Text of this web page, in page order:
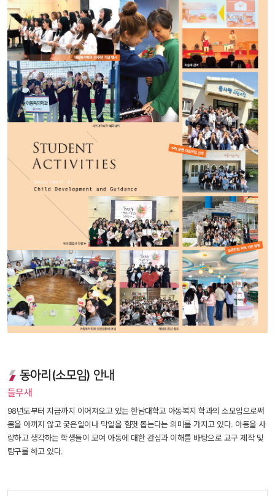
동아리(소모임) 안내
들무새
98년도부터 지금까지 이어져오고 있는 한남대학교 아동복지 학과의 소모임으로써
몸을 아끼지 않고 궂은일이나 막일을 힘껏 돕는다는 의미를 가지고 있다. 아동을 사
랑하고 생각하는 학생들이 모여 아동에 대한 관심과 이해를 바탕으로 교구 제작 및
탐구를 하고 있다.